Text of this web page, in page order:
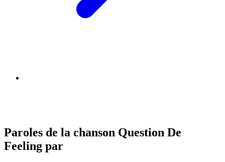
Paroles de la chanson Question De
Feeling par